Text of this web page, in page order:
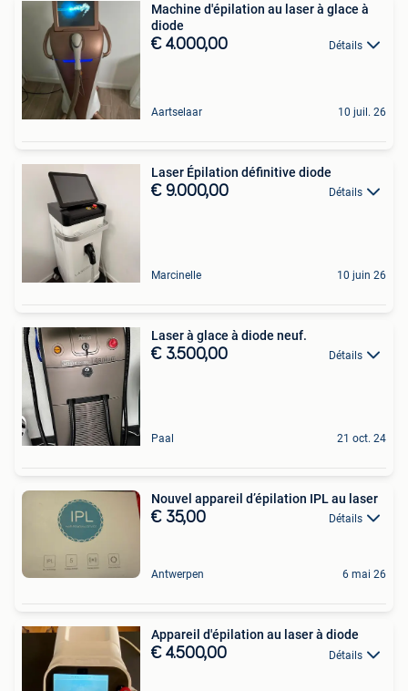
Machine d'épilation au laser à glace à
diode
€ 4.000,00 Détails
Aartselaar 10 juil. 26
Laser Épilation définitive diode
€ 9.000,00 Détails
Marcinelle 10 juin 26
Laser à glace à diode neuf.
€ 3.500,00 Détails
Paal 21 oct. 24
Nouvel appareil d’épilation IPL au laser
€ 35,00 Détails
Antwerpen 6 mai 26
Appareil d'épilation au laser à diode
€ 4.500,00 Détails